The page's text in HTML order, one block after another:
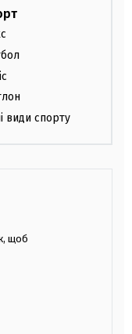
види спорту
щоб